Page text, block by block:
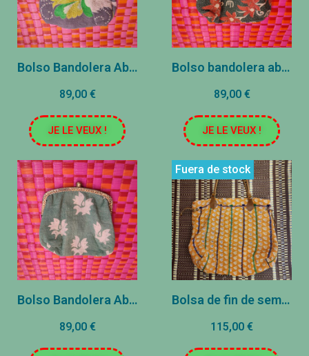
Bolso Bandolera Abuela - 20x20cm - Flores Malva/Amarillo
89,00 €
JE LE VEUX !
Bolso bandolera abuela - 20x20cm - Flores negras/rojas
89,00 €
JE LE VEUX !
Bolso Bandolera Abuela - 20x20cm - Flores Verdes
89,00 €
Fuera de stock
Bolsa de fin de semana Kantha - 40x37cm - Naranja
115,00 €